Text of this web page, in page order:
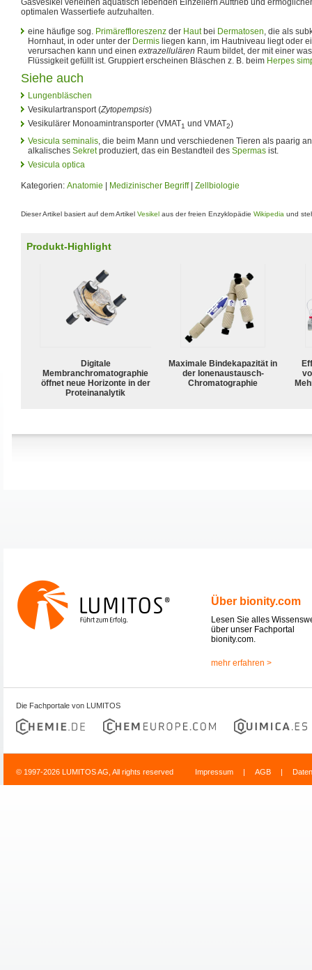
Gasvesikel verleihen aquatisch lebenden Einzellern Auftrieb und
optimalen Wassertiefe aufzuhalten.
eine häufige sog. Primäreffloreszenz der Hautbei Dermatosen, die als
Hornhaut, in oder unter der Dermis liegen kann, im Hautniveau liegt oder
verursachen kann und einen extrazellulären Raum bildet, der mit einer
Flüssigkeit gefüllt ist. Gruppiert erscheinen Bläschen z. B. beim Herpes
Siehe auch
Lungenbläschen
Vesikulartransport (Zytopempsis)
Vesikulärer Monoamintransporter (VMAT1 und VMAT2)
Vesicula seminalis , die beim Mann und verschiedenen Tieren als paarig
alkalisches Sekretproduziert, das ein Bestandteil des Spermas ist.
Vesicula optica
Kategorien: Anatomie | Medizinischer Begriff| Zellbiologie
Dieser Artikel basiert auf dem Artikel Vesikel aus der freien Enzyklopädie Wikipedia und
Produkt-Highlight
Digitale
Membranchromatographie
öffnet neue Horizonte in der
Proteinanalytik
Maximale Bindekapazität in
der Ionenaustausch-
Chromatographie
Über bionity.com
Lesen Sie alles
über unser Fachportal
bionity.com.
mehr erfahren >
Die Fachportale von LUMITOS
© 1997-2026 LUMITOS AG, All rights reserved Impressum | AGB |